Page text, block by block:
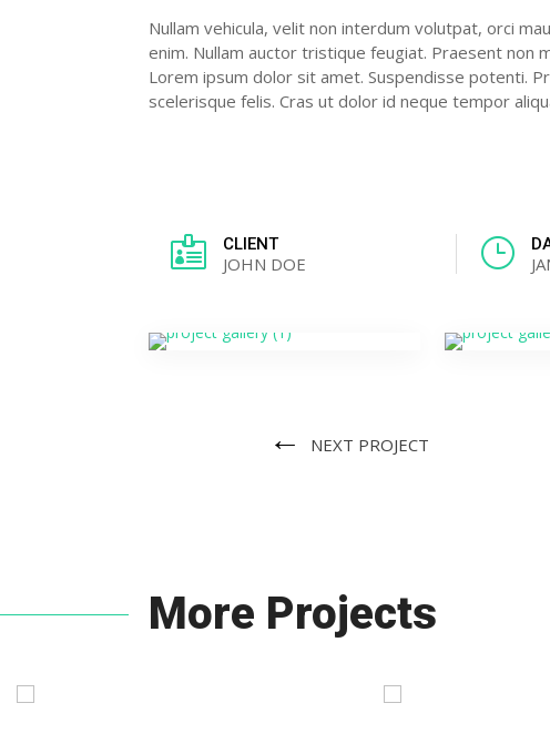
Nullam vehicula, velit non interdum volutpat, orci
enim. Nullam auctor tristique feugiat. Praesent non
Lorem ipsum dolor sit amet. Suspendisse potenti.
scelerisque felis. Cras ut dolor id neque tempor
 CLIENT
JOHN DOE }
← NEXT PROJECT
More Projects